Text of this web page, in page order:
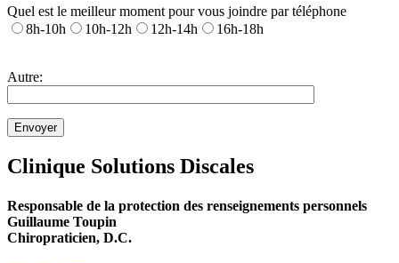
Quel est le meilleur moment pour vous joindre par téléphone
8h-10h
10h-12h 12h-14h 16h-18h
Autre:
Clinique Solutions Discales
Responsable de la protection des renseignements personnels
Guillaume Toupin
Chiropraticien, D.C.